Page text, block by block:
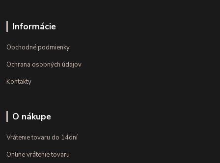
Informácie
Obchodné podmienky
Ochrana osobných údajov
Kontakty
O nákupe
Vrátenie tovaru do 14dní
Online vrátenie tovaru